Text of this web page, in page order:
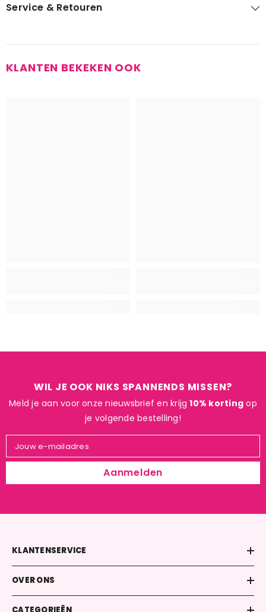
Service & Retouren
KLANTEN BEKEKEN OOK
WIL JE OOK NIKS SPANNENDS MISSEN?
Meld je aan voor onze nieuwsbrief en krijg10% korting op
je volgende bestelling!
Jouw e-mailadres
Aanmelden
KLANTENSERVICE
OVER ONS